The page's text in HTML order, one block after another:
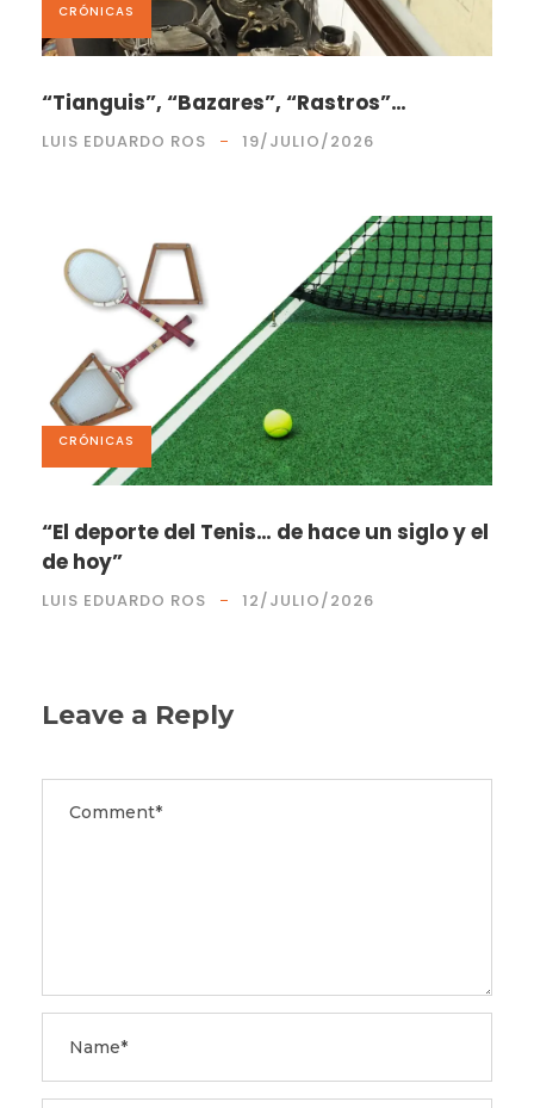
CRÓNICAS
“Tianguis”, “Bazares”, “Rastros”…
LUIS EDUARDO ROS 19/JULIO/2026
CRÓNICAS
“El deporte del Tenis… de hace un siglo y el
de hoy”
LUIS EDUARDO ROS 12/JULIO/2026
Leave a Reply